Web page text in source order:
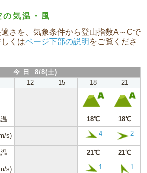
の気温・風
さを、気象条件から登山指数A～Cで
くはページ下部の説明 をご覧くださ
今 日 8/8(土)
12 15 18 21
18℃ 18℃
s) 4 2
21℃ 21℃
s) 1 1